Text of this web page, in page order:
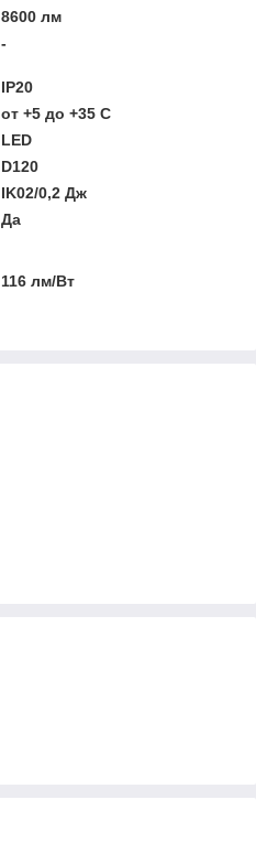
8600 лм
-
IP20
от +5 до +35 C
LED
D120
IK02/0,2 Дж
Да
116 лм/Вт